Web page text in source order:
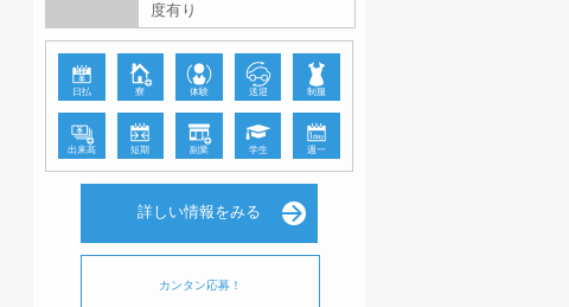
度有り
日払 寮 体験 送迎 制服
出来高 短期 副業 学生 週一
詳しい情報をみる
カンタン応募！